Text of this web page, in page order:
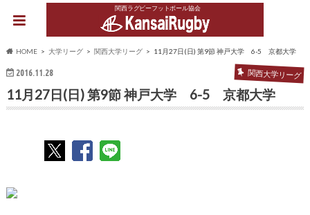
関西ラグビーフットボール協会
HOME 大学リーグ 関西大学リーグ 11月27日(日) 第9節 神戸大学 6-5 京都大学
2016.11.28 関西大学リーグ
11月27日(日) 第9節 神戸大学 6-5 京都大学